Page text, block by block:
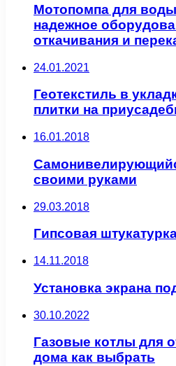
Мотопомпа для
надежное
откачивания и
24.01.2021
Геотекстиль в
плитки на
16.01.2018
своими руками
29.03.2018
Гипсовая
14.11.2018
Установка экрана
30.10.2022
Газовые котлы для
дома как выбрать